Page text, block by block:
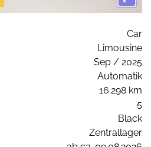
Car
Limousine
Sep / 2025
Automatik
16.298 km
5
Black
Zentrallager